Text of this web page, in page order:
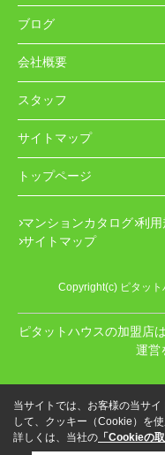
ブログ
会社概要
スタッフ
サイトマップ
トップページ
マンションカタログ 利用
サイトマップ
Copyright(c) ピタッ
ピタットハウスの加盟店
運営
当サイトでは、お客様の当サ
して、クッキー（Cookie）を使
詳しくは、当社の 「Cookieの